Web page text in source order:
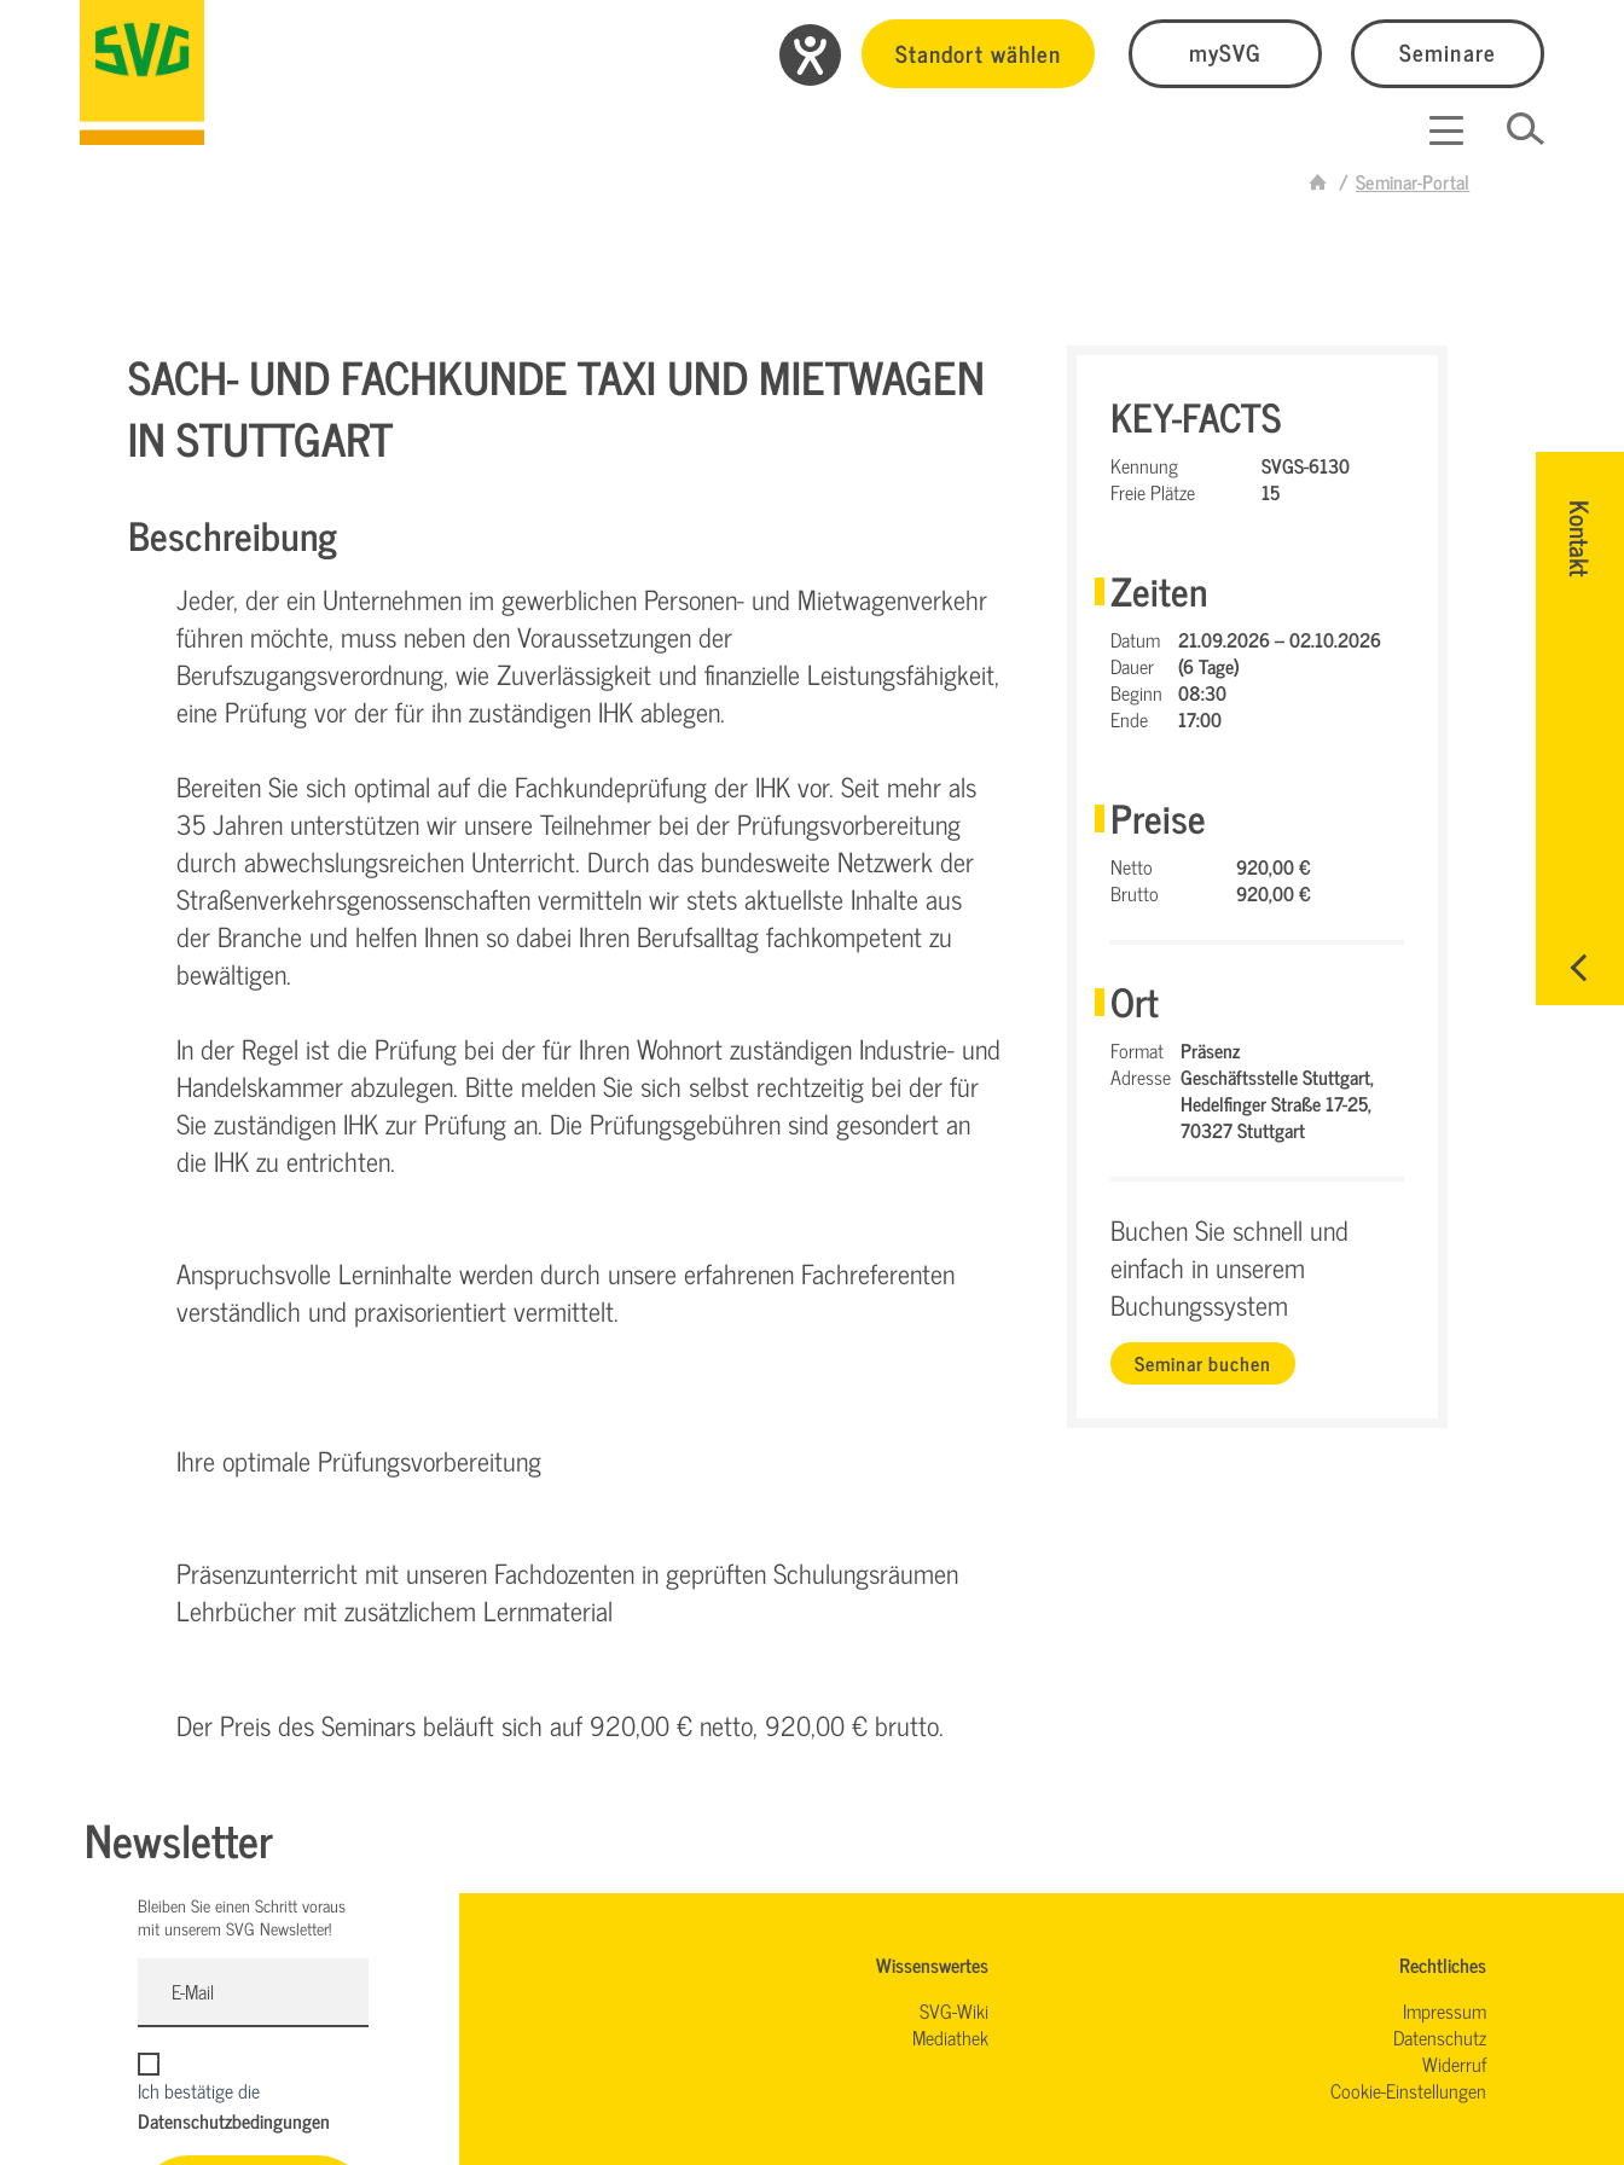
Standort wählen mySVG Seminare
Seminar-Portal
Kontakt
SACH- UND FACHKUNDE TAXI UND MIETWAGEN
IN STUTTGART
Beschreibung
Jeder, der ein Unternehmen im gewerblichen Personen- und Mietwagenverkehr
führen möchte, muss neben den Voraussetzungen der
Berufszugangsverordnung, wie Zuverlässigkeit und finanzielle Leistungsfähigkeit,
eine Prüfung vor der für ihn zuständigen IHK ablegen.
Bereiten Sie sich optimal auf die Fachkundeprüfung der IHK vor. Seit mehr als
35 Jahren unterstützen wir unsere Teilnehmer bei der Prüfungsvorbereitung
durch abwechslungsreichen Unterricht. Durch das bundesweite Netzwerk der
Straßenverkehrsgenossenschaften vermitteln wir stets aktuellste Inhalte aus
der Branche und helfen Ihnen so dabei Ihren Berufsalltag fachkompetent zu
bewältigen.
In der Regel ist die Prüfung bei der für Ihren Wohnort zuständigen Industrie- und
Handelskammer abzulegen. Bitte melden Sie sich selbst rechtzeitig bei der für
Sie zuständigen IHK zur Prüfung an. Die Prüfungsgebühren sind gesondert an
die IHK zu entrichten.
Anspruchsvolle Lerninhalte werden durch unsere erfahrenen Fachreferenten
verständlich und praxisorientiert vermittelt.
Ihre optimale Prüfungsvorbereitung
Präsenzunterricht mit unseren Fachdozenten in geprüften Schulungsräumen
Lehrbücher mit zusätzlichem Lernmaterial
Der Preis des Seminars beläuft sich auf 920,00 € netto, 920,00 € brutto.
KEY-FACTS
Kennung
SVGS-6130
Freie Plätze
15
Zeiten
Datum 21.09.2026 – 02.10.2026
Dauer
(6 Tage)
Beginn 08:30
Ende
17:00
Preise
Netto
920,00 €
Brutto
920,00 €
Ort
Format Präsenz
Adresse Geschäftsstelle Stuttgart,
Hedelfinger Straße 17-25,
70327 Stuttgart
Buchen Sie schnell und
einfach in unserem
Buchungssystem
Seminar buchen
Newsletter
Bleiben Sie einen Schritt voraus
mit unserem SVG Newsletter!
Ich bestätige die
Datenschutzbedingungen
Wissenswertes
SVG-Wiki
Mediathek
Rechtliches
Impressum
Datenschutz
Widerruf
Cookie-Einstellungen